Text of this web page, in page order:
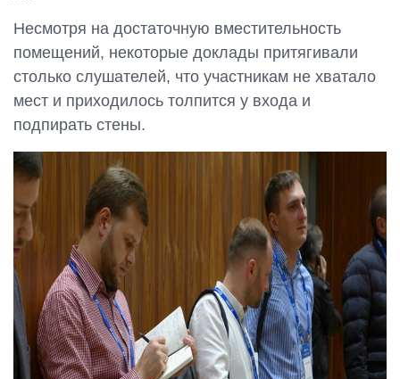
Несмотря на достаточную вместительность
помещений, некоторые доклады притягивали
столько слушателей, что участникам не хватало
мест и приходилось толпится у входа и
подпирать стены.